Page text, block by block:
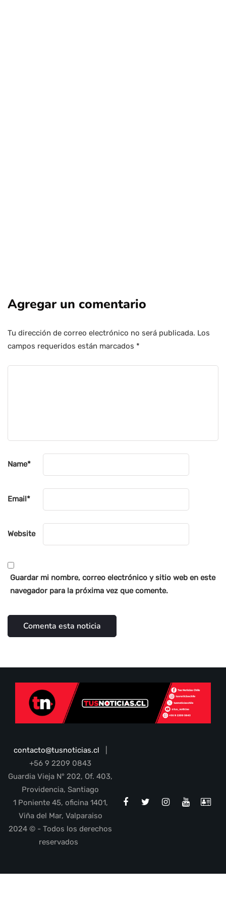
Agregar un comentario
Tu dirección de correo electrónico no será publicada. Los
campos requeridos están marcados *
Name*
Email*
Website
Guardar mi nombre, correo electrónico y sitio web en este
navegador para la próxima vez que comente.
contacto@tusnoticias.cl
+56 9 2209 0843
Guardia Vieja N° 202, Of. 403,
Providencia, Santiago
1 Poniente 45, oficina 1401,
Viña del Mar, Valparaiso
2024 © - Todos los derechos
reservados